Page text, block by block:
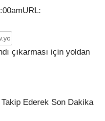
URL:
çıkarması için yoldan
Takip Ederek Son Dakika